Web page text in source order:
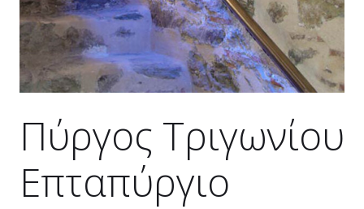
Πύργος Τριγωνίου
Επταπύργιο